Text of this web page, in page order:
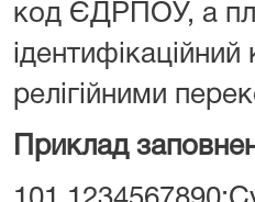
код ЄДРПОУ, а
ідентифікаційний
релігійними
Приклад